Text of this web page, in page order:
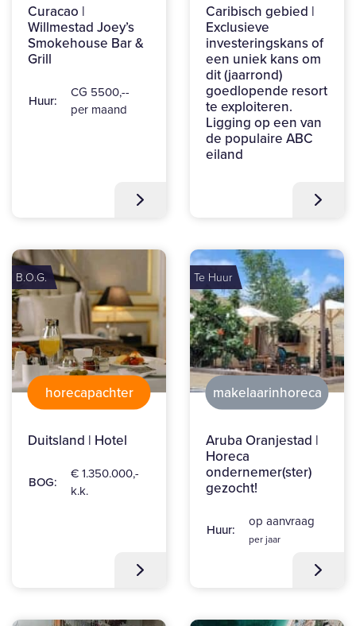
Curacao |
Willmestad Joey’s
Smokehouse Bar &
Grill
Huur:
CG 5500,--
per maand
Caribisch gebied |
Exclusieve
investeringskans of
een uniek kans om
dit (jaarrond)
goedlopende resort
te exploiteren.
Ligging op een van
de populaire ABC
eiland
B.O.G.
horecapachter
Duitsland | Hotel
BOG:
€ 1.350.000,-
k.k.
Te Huur
makelaarinhoreca
Aruba Oranjestad |
Horeca
ondernemer(ster)
gezocht!
Huur:
op aanvraag
per jaar